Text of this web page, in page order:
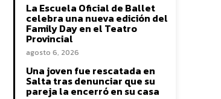
La Escuela Oficial de Ballet
celebra una nueva edición del
Family Day en el Teatro
Provincial
agosto 6, 2026
Una joven fue rescatada en
Salta tras denunciar que su
pareja la encerró en su casa